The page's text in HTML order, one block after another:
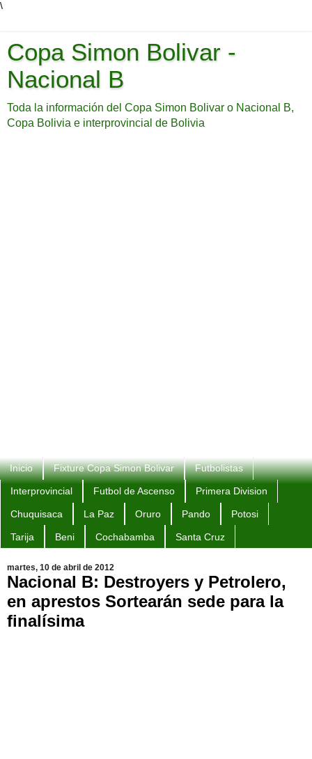
\
Copa Simon Bolivar -
Nacional B
Toda la información del Copa Simon Bolivar o Nacional B,
Copa Bolivia e interprovincial de Bolivia
Inicio Fixture Copa Simon Bolivar Futbolistas
Interprovincial Futbol de Ascenso Primera Division
Chuquisaca La Paz Oruro Pando Potosi
Tarija Beni Cochabamba Santa Cruz
martes, 10 de abril de 2012
Nacional B: Destroyers y Petrolero,
en aprestos Sortearán sede para la
finalísima